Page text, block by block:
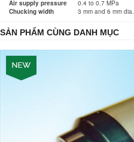
Air supply pressure
0.4 to 0.7 MPa
Chucking width
3 mm and 6 mm dia.
SẢN PHẨM CÙNG DANH MỤC